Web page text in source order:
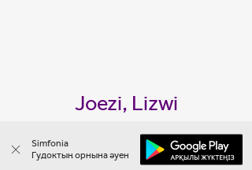
Joezi, Lizwi
Simfonia
Гудоктың орнына әуен​